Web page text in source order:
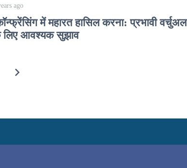
ago
में महारत हासिल करना: प्रभावी वर्चुअल
लिए आवश्यक सुझाव